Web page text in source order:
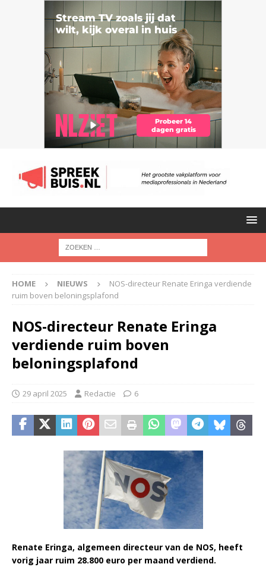
HOME NIEUWS
NOS-directeur Renate Eringa verdiende
ruim boven beloningsplafond
NOS-directeur Renate Eringa
verdiende ruim boven
beloningsplafond
29 april 2025 Redactie 6
Renate Eringa, algemeen directeur van de NOS, heeft
vorig jaar ruim 28.800 euro per maand verdiend.